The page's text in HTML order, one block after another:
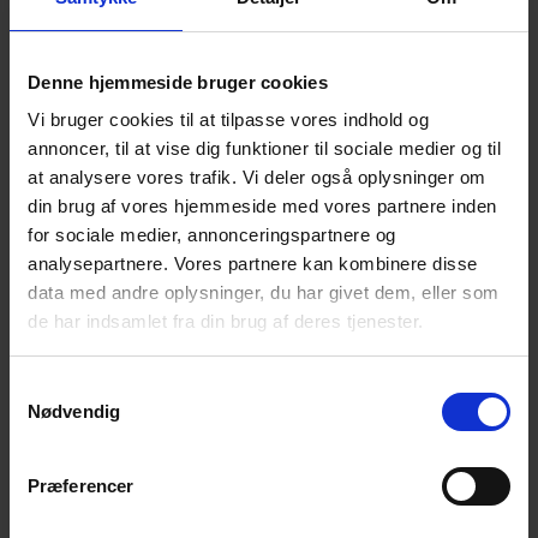
Denne hjemmeside bruger cookies
Vi bruger cookies til at tilpasse vores indhold og
annoncer, til at vise dig funktioner til sociale medier og til
at analysere vores trafik. Vi deler også oplysninger om
din brug af vores hjemmeside med vores partnere inden
for sociale medier, annonceringspartnere og
analysepartnere. Vores partnere kan kombinere disse
data med andre oplysninger, du har givet dem, eller som
de har indsamlet fra din brug af deres tjenester.
Nødvendig
Præferencer
til Nordic:Dox Award.
Om filmen
Søstrene Sofia, Hedvig og Maja voksede op sammen på
landet i Sydsverige med deres mor Carolina; en kvinde med
en personlighed, som var fuld af liv og en hengiven mor.
I 2010 tog Carolina sit eget liv. Samme dag fyldte Hedvig
10 år. Maja var den første der fandt Carolina. Sofia husker
kun, at alle forhindrede hende i at se ind gennem
vinduerne.
voksne, der er kommet videre med deres liv, men alle har
de kæmpet på hver deres egen måde for at klare tabet af